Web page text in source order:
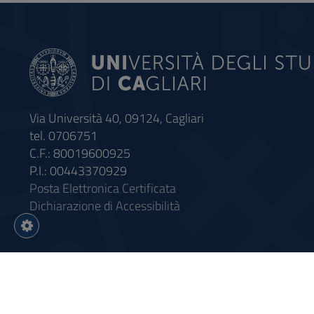
Via Università 40, 09124, Cagliari
tel. 0706751
C.F.: 80019600925
P.I.: 00443370929
Posta Elettronica Certificata
Dichiarazione di Accessibilità
Impostazioni
cookie